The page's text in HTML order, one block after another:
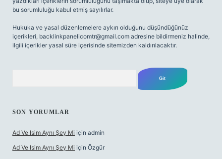
bu sorumluluğu kabul etmiş sayılırlar.
Hukuka ve yasal düzenlemelere aykırı olduğunu düşündüğünüz
içerikleri, backlinkpanelicomtr@gmail.com adresine bildirmeniz halinde,
ilgili içerikler yasal süre içerisinde sitemizden kaldırılacaktır.
SON YORUMLAR
Ad Ve Isim Aynı Şey Mi için admin
Ad Ve Isim Aynı Şey Mi için Özgür